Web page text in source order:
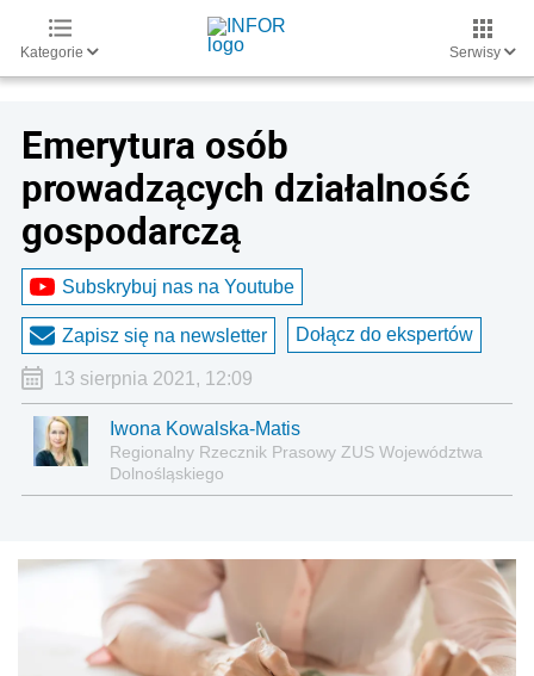
Kategorie Serwisy
Emerytura osób
prowadzących działalność
gospodarczą
Subskrybuj nas na Youtube
Zapisz się na newsletter Dołącz do ekspertów
13 sierpnia 2021, 12:09
Iwona Kowalska-Matis
Regionalny Rzecznik Prasowy ZUS Województwa
Dolnośląskiego